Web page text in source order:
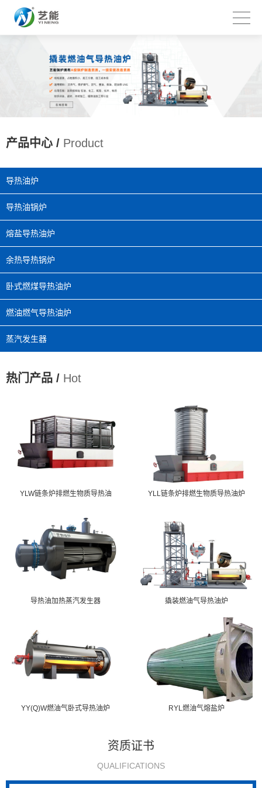
产品中心 / Product
导热油炉
导热油锅炉
熔盐导热油炉
余热导热锅炉
卧式燃煤导热油炉
燃油燃气导热油炉
蒸汽发生器
热门产品 / Hot
YLW链条炉排燃生物质导热油 YLL链条炉排燃生物质导热油炉
导热油加热蒸汽发生器 撬装燃油气导热油炉
YY(Q)W燃油气卧式导热油炉 RYL燃油气熔盐炉
资质证书
QUALIFICATIONS